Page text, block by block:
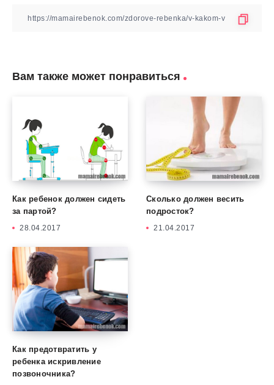
Вам также может понравиться
Как ребенок должен сидеть
за партой?
28.04.2017
Сколько должен весить
подросток?
21.04.2017
Как предотвратить у
ребенка искривление
позвоночника?